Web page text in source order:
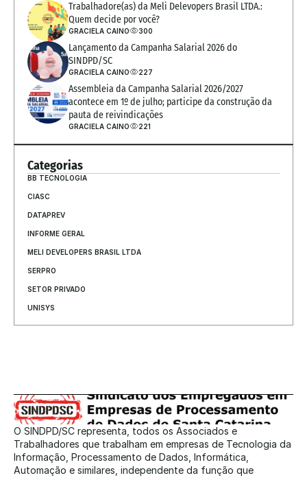
Trabalhadore(as) da Meli Delevopers Brasil LTDA.:
Quem decide por você?
GRACIELA CAINO 300
Lançamento da Campanha Salarial 2026 do
SINDPD/SC
GRACIELA CAINO 227
Assembleia da Campanha Salarial 2026/2027
acontece em 1º de julho; participe da construção da
pauta de reivindicações
GRACIELA CAINO 221
Categorias
BB TECNOLOGIA
CIASC
DATAPREV
INFORME GERAL
MELI DEVELOPERS BRASIL LTDA
SERPRO
SETOR PRIVADO
UNISYS
O SINDPD/SC representa, todos os Associados e
Trabalhadores que trabalham em empresas de Tecnologia da
Informação, Processamento de Dados, Informática,
Automação e similares, independente da função que